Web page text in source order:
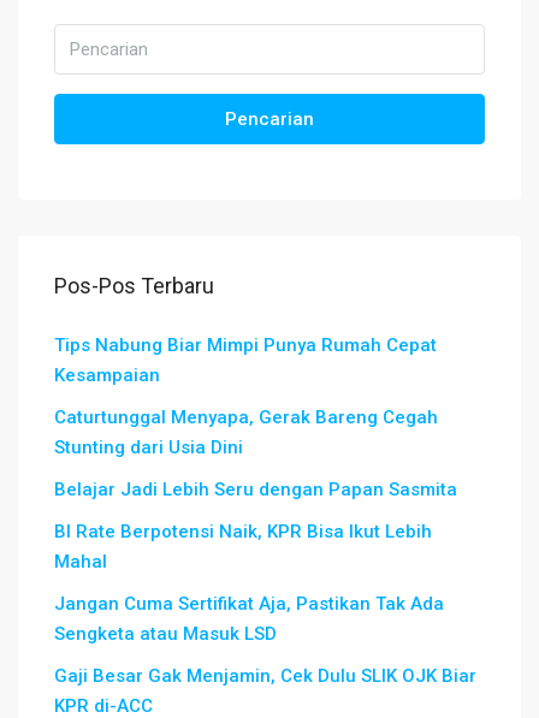
Pencarian
Pos-Pos Terbaru
Tips Nabung Biar Mimpi Punya Rumah Cepat
Kesampaian
Caturtunggal Menyapa, Gerak Bareng Cegah
Stunting dari Usia Dini
Belajar Jadi Lebih Seru dengan Papan Sasmita
BI Rate Berpotensi Naik, KPR Bisa Ikut Lebih
Mahal
Jangan Cuma Sertifikat Aja, Pastikan Tak Ada
Sengketa atau Masuk LSD
Gaji Besar Gak Menjamin, Cek Dulu SLIK OJK Biar
KPR di-ACC